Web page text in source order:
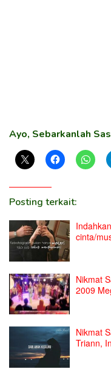
Ayo, Sebarkanlah
Posting terkait:
cinta/
Nikmat
2009
Nikmat
Triann,